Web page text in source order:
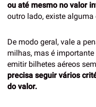
ou até mesmo no valor
outro lado, existe alguma
De modo geral, vale a
milhas, mas é importante
emitir bilhetes aéreos
precisa seguir vários
do valor.